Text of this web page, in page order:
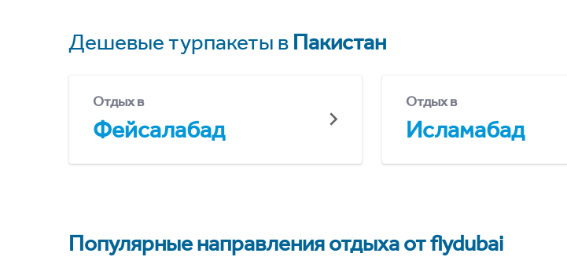
Дешевые турпакеты в Пакистан
Отдых в
Фейсалабад
Отдых в
Исламабад
Популярные направления отдыха от flydubai